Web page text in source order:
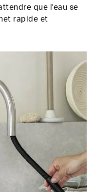
que l'eau se
rapide et